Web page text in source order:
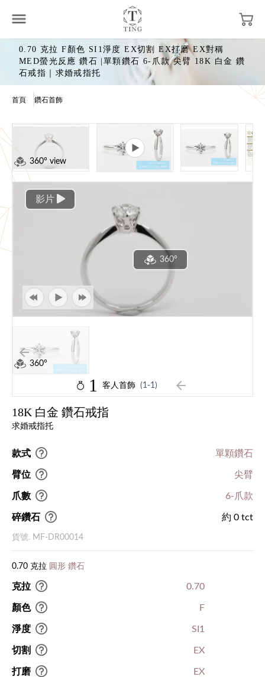
0.70 克拉 F顏色 SI1淨度 EX切割 EX打磨 EX對稱
MED螢光反應 鑽石 |單顆鑽石 6-爪款 尖臂 18K 白金 鑽
石戒指｜求婚戒指托
首頁 鑽石首飾
360° view
影片
360°
360°
1 客人首飾 (1-1)
18K 白金 鑽石戒指
求婚戒指托
款式 單顆鑽石
臂位 尖臂
爪數 6-爪款
碎鑽石 約 0 tct
貨號. MF-DR00014
0.70 克拉 圓形 鑽石
克拉 0.70
顏色 F
淨度 SI1
切割 EX
打磨 EX